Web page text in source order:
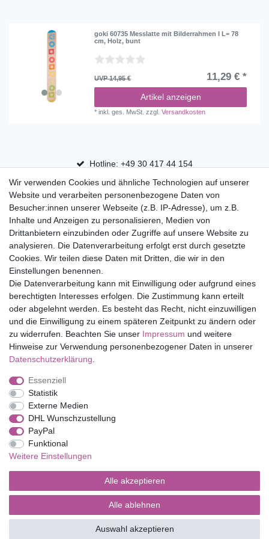
goki 60735 Messlatte mit Bilderrahmen I L= 78
cm, Holz, bunt
UVP 14,95 € 11,29 € *
Artikel anzeigen
*inkl. ges. MwSt. zzgl.Versandkosten
Hotline: +49 30 417 44 154
30 Tage Rückgaberecht
Versandfrei ab 75 € in Deutschland
Top Marken
Eduplay
Folia Bringmann
Shop
Mein Konto
Service
Versandkosten
Impressum
Barrierefreiheitserklärung
Wir verwenden Cookies und ähnliche Technologien auf unserer
Website und verarbeiten personenbezogene Daten von
Besucher:innen unserer Webseite (z.B. IP-Adresse), um z.B.
Inhalte und Anzeigen zu personalisieren, Medien von
Drittanbietern einzubinden oder Zugriffe auf unsere Website zu
analysieren. Die Datenverarbeitung erfolgt erst durch gesetzte
Cookies. Wir teilen diese Daten mit Dritten, die wir in den
Einstellungen benennen.
Die Datenverarbeitung kann mit Einwilligung oder aufgrund eines
berechtigten Interesses erfolgen. Die Zustimmung kann erteilt
oder abgelehnt werden. Es besteht das Recht, nicht einzuwilligen
und die Einwilligung zu einem späteren Zeitpunkt zu ändern oder
zu widerrufen. Beachten Sie unser Impressum und weitere
Hinweise zur Verwendung personenbezogener Daten in unserer
Daten­schutz­erklärung
Essenziell
Statistik
Externe Medien
DHL Wunschzustellung
PayPal
Funktional
Weitere Einstellungen
Alle akzeptieren
Alle ablehnen
Auswahl akzeptieren